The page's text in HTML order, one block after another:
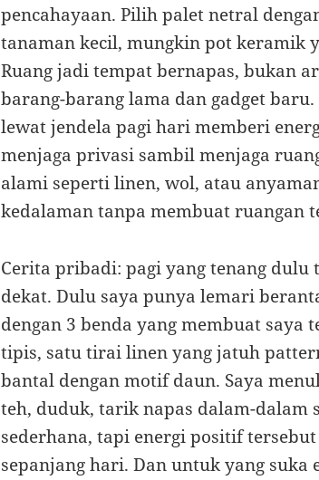
pencahayaan. Pilih palet netral
tanaman kecil, mungkin pot keramik
Ruang jadi tempat bernapas, bukan
barang-barang lama dan gadget
lewat jendela pagi hari memberi
menjaga privasi sambil menjaga
alami seperti linen, wol, atau
kedalaman tanpa membuat ruangan
Cerita pribadi: pagi yang tenang dulu
dekat. Dulu saya punya lemari
dengan 3 benda yang membuat
tipis, satu tirai linen yang jatuh
bantal dengan motif daun. Saya
teh, duduk, tarik napas dalam-dalam
sederhana, tapi energi positif
sepanjang hari. Dan untuk yang suka